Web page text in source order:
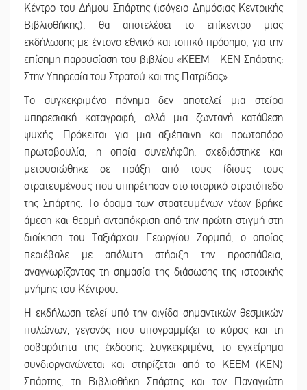
Κέντρο του Δήμου Σπάρτης (ισόγειο Δημόσιας Κεντρικής
Βιβλιοθήκης), θα αποτελέσει το επίκεντρο μιας
εκδήλωσης με έντονο εθνικό και τοπικό πρόσημο, για την
επίσημη παρουσίαση του βιβλίου «ΚΕΕΜ - ΚΕΝ Σπάρτης:
Στην Υπηρεσία του Στρατού και της Πατρίδας».
Το συγκεκριμένο πόνημα δεν αποτελεί μια στείρα
υπηρεσιακή καταγραφή, αλλά μια ζωντανή κατάθεση
ψυχής. Πρόκειται για μια αξιέπαινη και πρωτοπόρο
πρωτοβουλία, η οποία συνελήφθη, σχεδιάστηκε και
μετουσιώθηκε σε πράξη από τους ίδιους τους
στρατευμένους που υπηρέτησαν στο ιστορικό στρατόπεδο
της Σπάρτης. Το όραμα των στρατευμένων νέων βρήκε
άμεση και θερμή ανταπόκριση από την πρώτη στιγμή στη
διοίκηση του Ταξιάρχου Γεωργίου Ζορμπά, ο οποίος
περιέβαλε με απόλυτη στήριξη την προσπάθεια,
αναγνωρίζοντας τη σημασία της διάσωσης της ιστορικής
μνήμης του Κέντρου.
Η εκδήλωση τελεί υπό την αιγίδα σημαντικών θεσμικών
πυλώνων, γεγονός που υπογραμμίζει το κύρος και τη
σοβαρότητα της έκδοσης. Συγκεκριμένα, το εγχείρημα
συνδιοργανώνεται και στηρίζεται από το ΚΕΕΜ (ΚΕΝ)
Σπάρτης, τη Βιβλιοθήκη Σπάρτης και τον Παναγιώτη